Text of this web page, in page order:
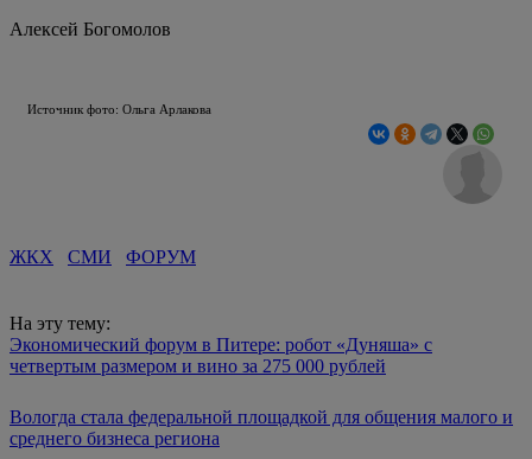
Алексей Богомолов
Источник фото: Ольга Арлакова
ЖКХ СМИ ФОРУМ
На эту тему:
Экономический форум в Питере: робот «Дуняша» с
четвертым размером и вино за 275 000 рублей
Вологда стала федеральной площадкой для общения малого и
среднего бизнеса региона